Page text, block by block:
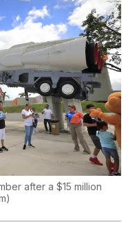
after a $15 million
)